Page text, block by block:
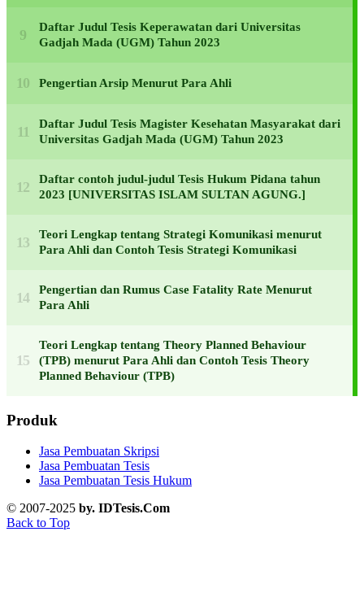
Daftar Judul Tesis Keperawatan dari Universitas
Gadjah Mada (UGM) Tahun 2023
Pengertian Arsip Menurut Para Ahli
Daftar Judul Tesis Magister Kesehatan Masyarakat dari
Universitas Gadjah Mada (UGM) Tahun 2023
Daftar contoh judul-judul Tesis Hukum Pidana tahun
2023 [UNIVERSITAS ISLAM SULTAN AGUNG.]
Teori Lengkap tentang Strategi Komunikasi menurut
Para Ahli dan Contoh Tesis Strategi Komunikasi
Pengertian dan Rumus Case Fatality Rate Menurut
Para Ahli
Teori Lengkap tentang Theory Planned Behaviour
(TPB) menurut Para Ahli dan Contoh Tesis Theory
Planned Behaviour (TPB)
Produk
Jasa Pembuatan Skripsi
Jasa Pembuatan Tesis
Jasa Pembuatan Tesis Hukum
© 2007-2025 by. IDTesis.Com
Back to Top